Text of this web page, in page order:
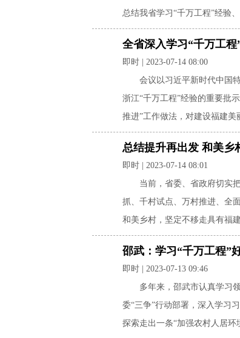
总结我省学习“千万工程”经验
全省深入学习“千万工
即时 | 2023-07-14 08:00
会议以习近平新时代中国
浙江“千万工程”经验的重要批
推进”工作做法，对建设福建美
总结提升再出发 和美乡
即时 | 2023-07-14 08:01
当前，省委、省政府切实
抓、千村试点、万村推进、全
和美乡村，坚定不移走具有福
邵武：学习“千万工程”
即时 | 2023-07-13 09:46
多年来，邵武市认真学习
委“三争”行动部署，深入学习
探索走出一条“加强农村人居环